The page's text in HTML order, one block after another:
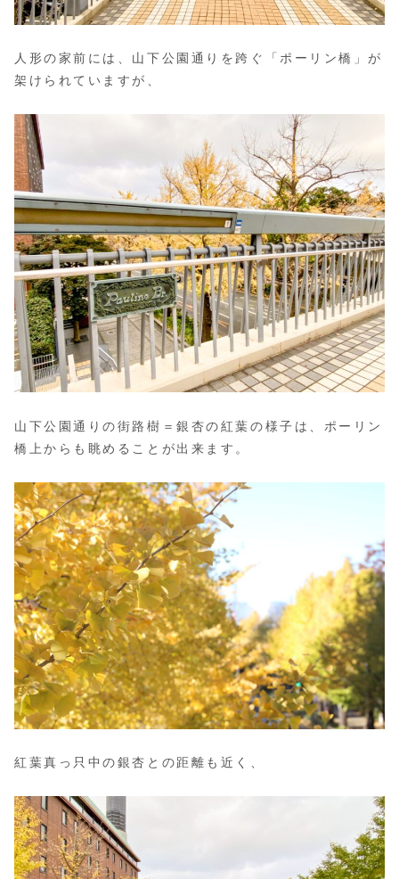
人形の家前には、山下公園通りを跨ぐ「ポーリン橋」が
架けられていますが、
山下公園通りの街路樹＝銀杏の紅葉の様子は、ポーリン
橋上からも眺めることが出来ます。
紅葉真っ只中の銀杏との距離も近く、